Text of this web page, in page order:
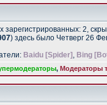
зарегистрированных: 2,
) здесь было Четверг 26
Baidu [Spider] , Bing
, Модераторы